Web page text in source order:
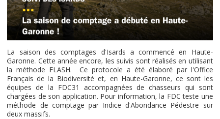
La saison des comptages d'Isards a commencé en Haute-
Garonne. Cette année encore, les suivis sont réalisés en utilisant
la méthode FLASH. Ce protocole a été élaboré par l'Office
Français de la Biodiversité et, en Haute-Garonne, ce sont les
équipes de la FDC31 accompagnées de chasseurs qui sont
chargées de son application. Pour information, la FDC teste une
méthode de comptage par Indice d'Abondance Pédestre sur
deux massifs.